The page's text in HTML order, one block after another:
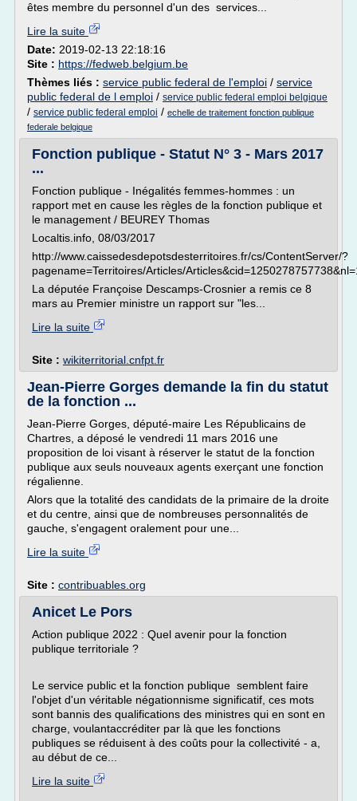
êtes membre du personnel d'un des services...
Lire la suite
Date: 2019-02-13 22:18:16
Site : https://fedweb.belgium.be
Thèmes liés : service public federal de l'emploi / service
public federal de l emploi / service public federal emploi belgique
/ service public federal emploi / echelle de traitement fonction publique
federale belgique
Fonction publique - Statut N° 3 - Mars 2017
...
Fonction publique - Inégalités femmes-hommes : un
rapport met en cause les règles de la fonction publique et
le management / BEUREY Thomas
Localtis.info, 08/03/2017
http://www.caissedesdepotsdesterritoires.fr/cs/ContentServer/?
pagename=Territoires/Articles/
La députée Françoise Descamps-Crosnier a remis ce 8
mars au Premier ministre un rapport sur "les...
Lire la suite
Site : wikiterritorial.cnfpt.fr
Jean-Pierre Gorges demande la fin du statut
de la fonction ...
Jean-Pierre Gorges, député-maire Les Républicains de
Chartres, a déposé le vendredi 11 mars 2016 une
proposition de loi visant à réserver le statut de la fonction
publique aux seuls nouveaux agents exerçant une fonction
régalienne.
Alors que la totalité des candidats de la primaire de la droite
et du centre, ainsi que de nombreuses personnalités de
gauche, s'engagent oralement pour une...
Lire la suite
Site : contribuables.org
Anicet Le Pors
Action publique 2022 : Quel avenir pour la fonction
publique territoriale ?
Le service public et la fonction publique semblent faire
l'objet d'un véritable négationnisme significatif, ces mots
sont bannis des qualifications des ministres qui en sont en
charge, voulantaccréditer par là que les fonctions
publiques se réduisent à des coûts pour la collectivité - a,
au début de ce...
Lire la suite